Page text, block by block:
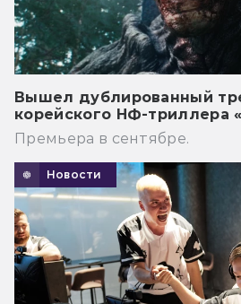
Вышел дублированный
корейского НФ-триллера
Премьера в сентябре.
Новости